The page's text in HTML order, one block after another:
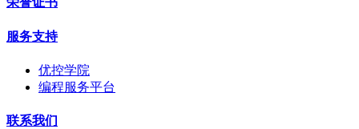
服务支持
优控学院
编程服务平台
联系我们